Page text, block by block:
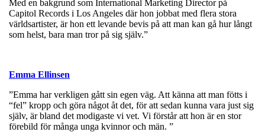
Med en bakgrund som International Marketing Director på
Capitol Records i Los Angeles där hon jobbat med flera stora
världsartister, är hon ett levande bevis på att man kan gå hur långt
som helst, bara man tror på sig själv.”
Emma Ellinsen
”Emma har verkligen gått sin egen väg. Att känna att man fötts i
“fel” kropp och göra något åt det, för att sedan kunna vara just sig
själv, är bland det modigaste vi vet. Vi förstår att hon är en stor
förebild för många unga kvinnor och män. ”